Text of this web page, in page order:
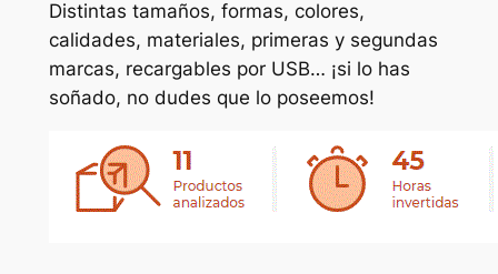
Distintas tamaños, formas, colores,
calidades, materiales, primeras y segundas
marcas, recargables por USB… ¡si lo has
soñado, no dudes que lo poseemos!